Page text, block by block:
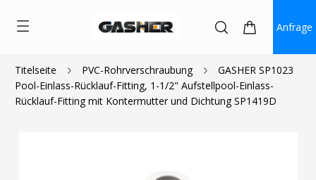
Anfrage
Titelseite PVC-Rohrverschraubung
GASHER SP1023
Pool-Einlass-Rücklauf-Fitting, 1-1/2" Aufstellpool-Einlass-
Rücklauf-Fitting mit Kontermutter und Dichtung SP1419D
$5.80